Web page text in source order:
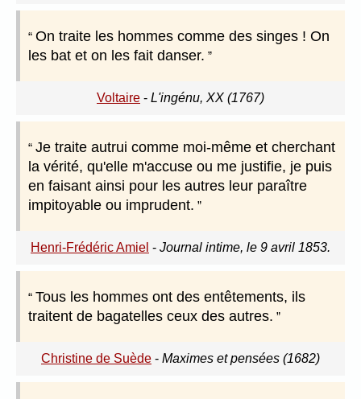
On traite les hommes comme des singes ! On
les bat et on les fait danser.
Voltaire - L'ingénu, XX (1767)
Je traite autrui comme moi-même et cherchant
la vérité, qu'elle m'accuse ou me justifie, je puis
en faisant ainsi pour les autres leur paraître
impitoyable ou imprudent.
Henri-Frédéric Amiel - Journal intime, le 9 avril 1853.
Tous les hommes ont des entêtements, ils
traitent de bagatelles ceux des autres.
Christine de Suède - Maximes et pensées (1682)